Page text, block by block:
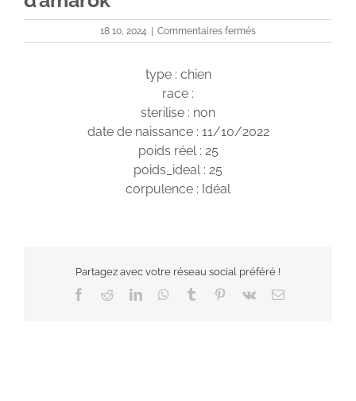
18 10, 2024 Commentaires ferméssur
Terlurys
type : chien
race :
sterilise : non
date de naissance : 11/10/2022
poids réel : 25
poids_ideal : 25
corpulence : Idéal
Partagez avec votre réseau social préféré !
Facebook
RedditLinkedInWhatsApp
Tumblr Pinterest
Vk Email